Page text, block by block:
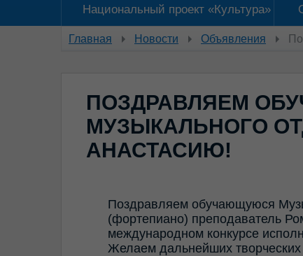
Национальный проект «Культура»
Главная Новости Объявления
ПОЗДРАВЛЯЕМ
МУЗЫКАЛЬНОГО
АНАСТАСИЮ!
Поздравляем обучающуюся
(фортепиано) преподаватель
международном конкурсе
Желаем дальнейших творческих